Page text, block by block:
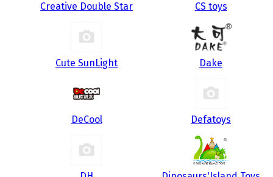
Creative Double Star CS toys
Cute SunLight Dake
DeCool Defatoys